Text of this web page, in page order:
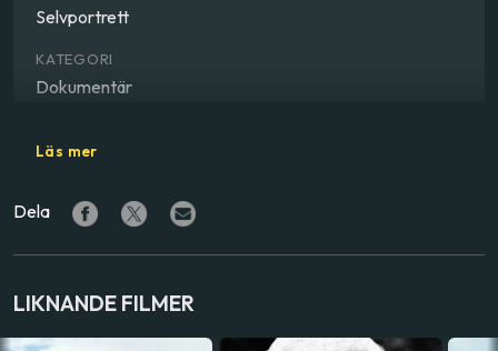
Selvportrett
KATEGORI
Dokumentär
Dokumentärt
REGISSÖR
Lene Marie Fossen
Läs mer
Dela
LIKNANDE FILMER